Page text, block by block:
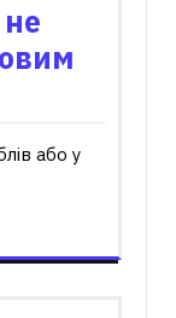
або у